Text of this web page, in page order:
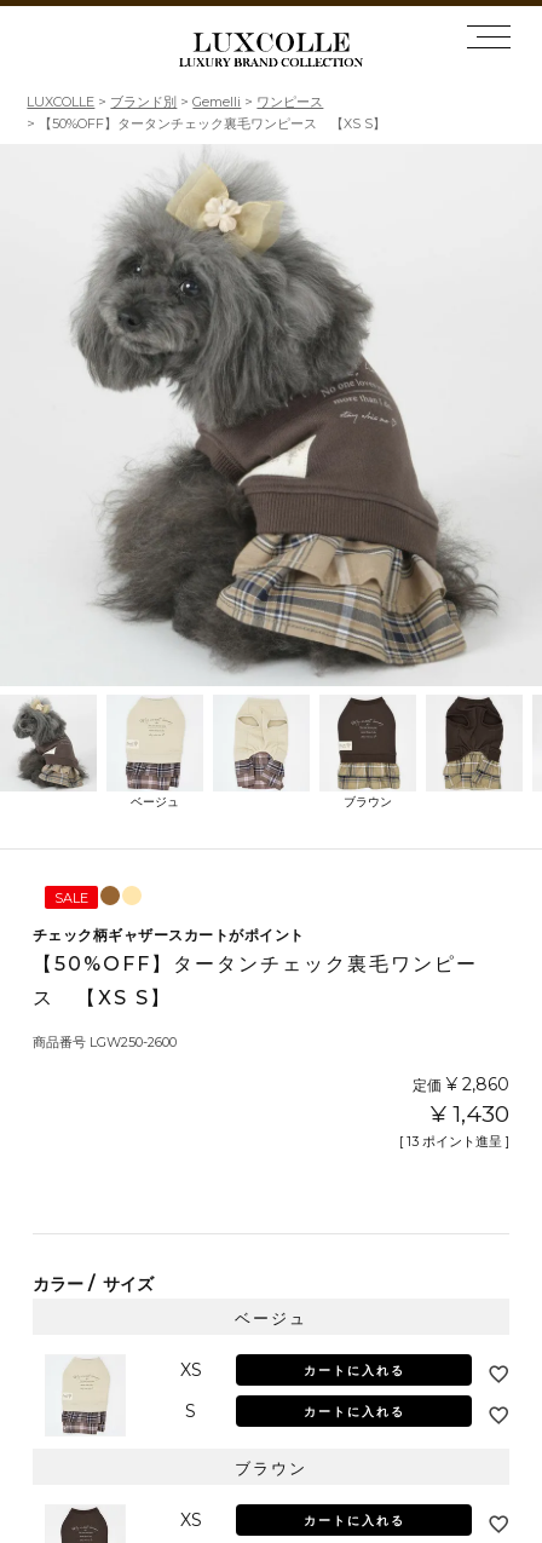
LUXCOLLE ブランド別 Gemelli
ワンピース
【50%OFF】タータンチェック裏毛ワンピース 【XS S】
ベージュ ブラウン
SALE
チェック柄ギャザースカートがポイント
【50%OFF】タータンチェック裏毛ワンピー
ス 【XS S】
商品番号 LGW250-2600
定価 ¥ 2,860
¥ 1,430
[ 13 ポイント進呈 ]
カラー サイズ
ベージュ
XS カートに入れる
S カートに入れる
ブラウン
XS カートに入れる